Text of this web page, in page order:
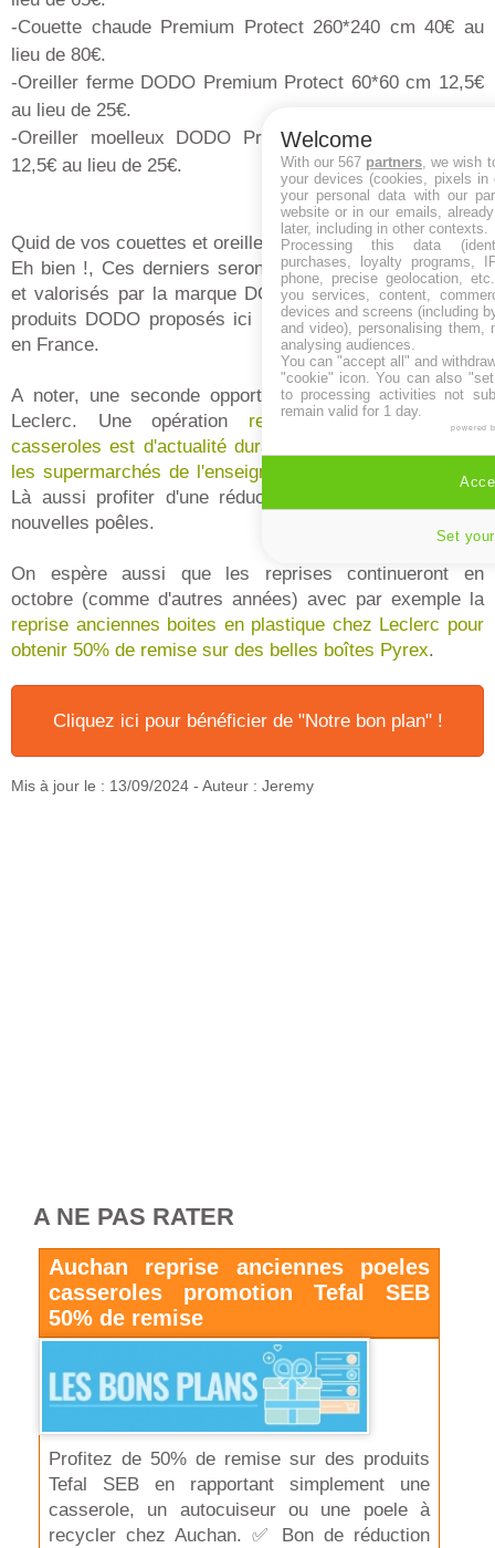
-Couette chaude Premium Protect 260*240 cm 40€ au
lieu de 80€.
-Oreiller ferme DODO Premium Protect 60*60 cm 12,5€
au lieu de 25€.
-Oreiller moelleux DODO Premium Protect 60*60 cm
12,5€ au lieu de 25€.
Quid de vos couettes et oreillers ramenés chez Leclerc ?
Eh bien !, Ces derniers seront pris en charge, recyclés
et valorisés par la marque DODO. Pour information les
produits DODO proposés ici par Leclerc sont fabriqués
en France.
A noter, une seconde opportunité s'offre à vous chez
Leclerc. Une opération reprise poêle, faitout et
casseroles est d'actualité durant la même période dans
les supermarchés de l'enseigne avec la marque Sitram
Là aussi profiter d'une réduc de 50% pour l'achat de
nouvelles poêles.
On espère aussi que les reprises continueront en
octobre (comme d'autres années) avec par exemple la
reprise anciennes boites en plastique chez Leclerc pour
obtenir 50% de remise sur des belles boîtes Pyrex.
Cliquez ici pour bénéficier de "Notre bon plan" !
Mis à jour le : 13/09/2024 - Auteur : Jeremy
A NE PAS RATER
Auchan reprise anciennes poeles
casseroles promotion Tefal SEB
50% de remise
Profitez de 50% de remise sur des produits
Tefal SEB en rapportant simplement une
casserole, un autocuiseur ou une poele à
recycler chez Auchan. ✅ Bon de réduction
Welcome
With our 567 partners, we wish
your devices (cookies, pixels
your personal data with our
website or in our emails,
later, including in other contexts.
Processing this data
purchases, loyalty programs,
phone, precise geolocation,
you services, content,
devices and screens (including
and video), personalising them,
analysing audiences.
You can "accept all" and
"cookie" icon. You can also
to processing activities not
remain valid for 1 day.
powered
Set